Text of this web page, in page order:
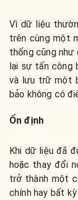
Vì dữ liệu
trên cùng một
thống cũng như
lại sự tấn công
và lưu trữ một
bảo không có
Ổn định
Khi dữ liệu đã
hoặc thay đổi
trở thành một
chính hay bất